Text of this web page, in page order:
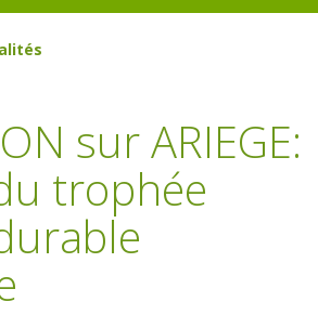
sur ARIEGE:
trophée